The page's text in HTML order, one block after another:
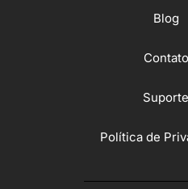
Blog
Contato
Suporte
Política de